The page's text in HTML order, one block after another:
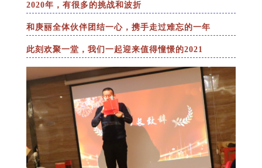
2020年，有很多的挑战和波折
和庚丽全体伙伴团结一心，携手走过难忘的一年
此刻欢聚一堂，我们一起迎来值得憧憬的2021